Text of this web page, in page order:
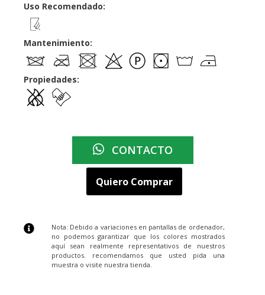
Uso Recomendado:
Mantenimiento:
Propiedades:
CONTACTO
Quiero Comprar
Nota: Debido a variaciones en pantallas de ordenador,
no podemos garantizar que los colores mostrados
aquí sean realmente representativos de nuestros
productos. recomendamos que usted pida una
muestra o visite nuestra tienda.